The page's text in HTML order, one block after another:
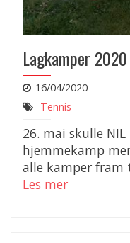
Lagkamper 2020
16/04/2020
Tennis
26. mai skulle
hjemmekamp
alle kamper fram
Les mer